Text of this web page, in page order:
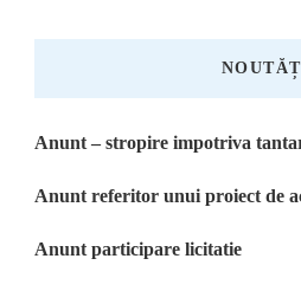
Anunt – stropire impotriva
Anunt referitor unui proiect de
Anunt participare licitatie